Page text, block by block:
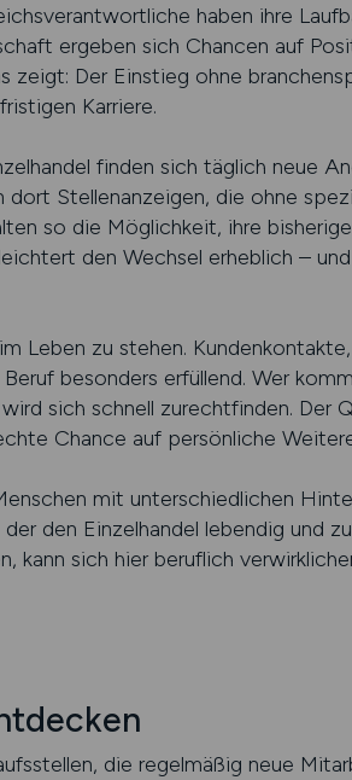
haben ihre
ergeben sich Chancen auf
zeigt: Der Einstieg ohne
Karriere.
finden sich täglich neue
Stellenanzeigen, die ohne
so die Möglichkeit, ihre
den Wechsel erheblich –
Leben zu stehen.
besonders erfüllend. Wer
sich schnell zurechtfinden.
Chance auf persönliche
mit unterschiedlichen
den Einzelhandel lebendig und
kann sich hier beruflich
die regelmäßig neue